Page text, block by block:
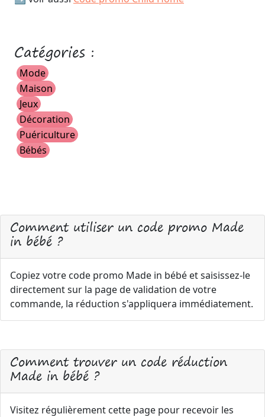
Catégories :
Mode
Maison
Jeux
Décoration
Puériculture
Bébés
Comment utiliser un code promo Made
in bébé ?
Copiez votre code promo Made in bébé et saisissez-le
directement sur la page de validation de votre
commande, la réduction s'appliquera immédiatement.
Comment trouver un code réduction
Made in bébé ?
Visitez régulièrement cette page pour recevoir les